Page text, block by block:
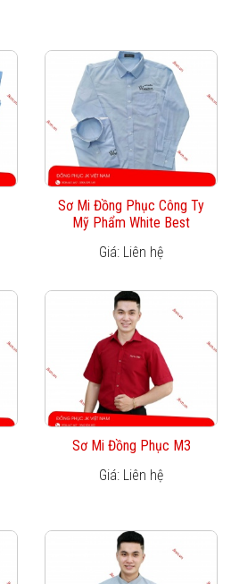
Sơ Mi Đồng Phục Công Ty
Mỹ Phẩm White Best
Giá: Liên hệ
Sơ Mi Đồng Phục M3
Giá: Liên hệ